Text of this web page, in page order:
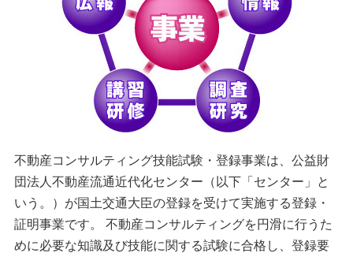
不動産コンサルティング技能試験・登録事業は、公益財
団法人不動産流通近代化センター（以下「センター」と
いう。）が国土交通大臣の登録を受けて実施する登録・
証明事業です。 不動産コンサルティングを円滑に行うた
めに必要な知識及び技能に関する試験に合格し、登録要